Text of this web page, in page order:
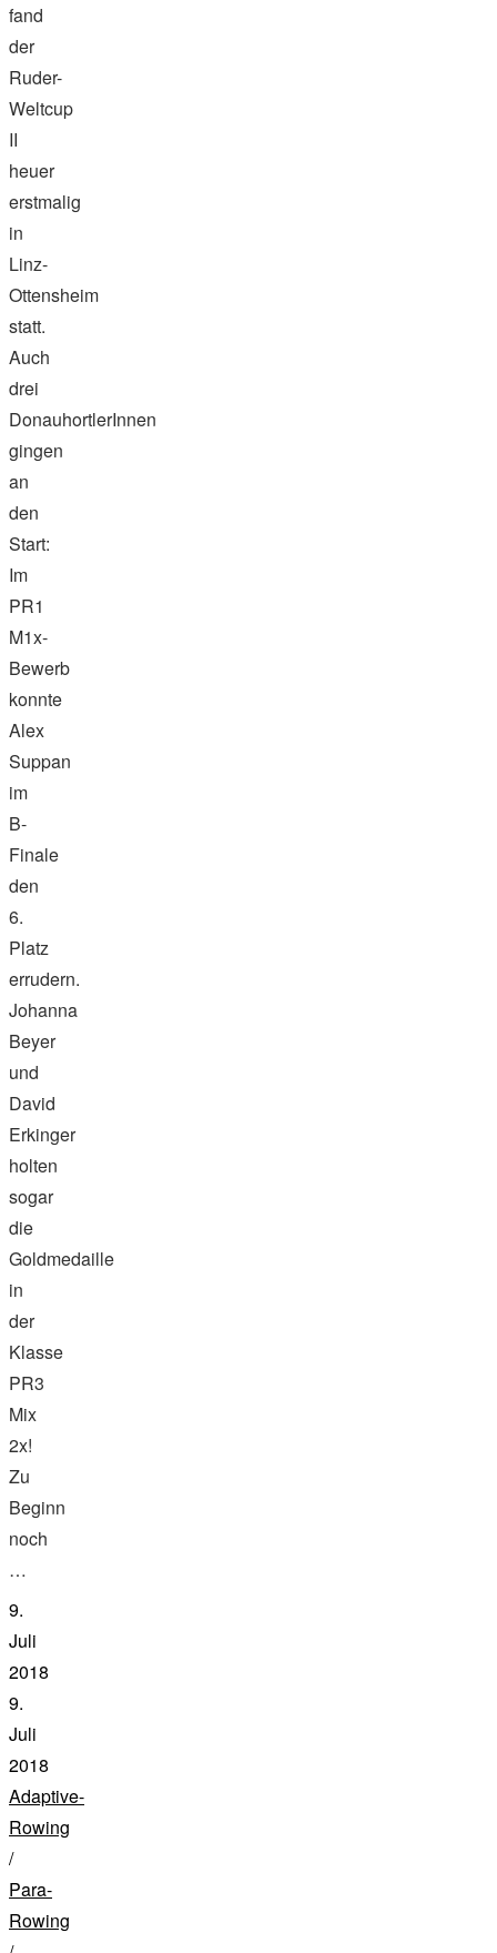
fand
der
Ruder-
Weltcup
II
heuer
erstmalig
in
Linz-
Ottensheim
statt.
Auch
drei
DonauhortlerInnen
gingen
an
den
Start:
Im
PR1
M1x-
Bewerb
konnte
Alex
Suppan
im
B-
Finale
den
6.
Platz
errudern.
Johanna
Beyer
und
David
Erkinger
holten
sogar
die
Goldmedaille
in
der
Klasse
PR3
Mix
2x!
Zu
Beginn
noch
…
9.
Juli
2018
9.
Juli
2018
Adaptive-
Rowing
/
Para-
Rowing